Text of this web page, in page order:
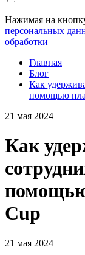
Нажимая на
персональных
обработки
Главная
Блог
Как
помощью
21 мая 2024
Как
Cup
21 мая 2024